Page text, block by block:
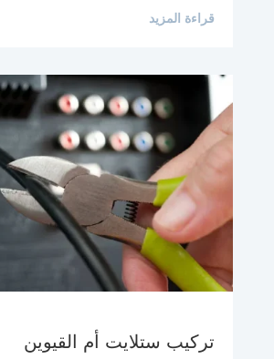
قراءة المزيد
تركيب ستلايت أم القيوين